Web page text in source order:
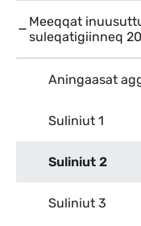
Meeqqat
suleqatigiinneq
Aningaasat
Suliniut 1
Suliniut 2
Suliniut 3